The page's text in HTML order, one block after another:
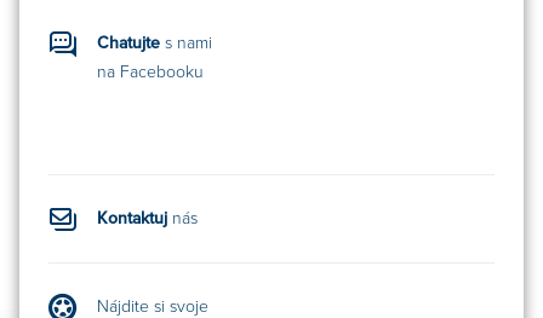
Chatujte s nami
na Facebooku
Kontaktuj nás
Nájdite si svoje